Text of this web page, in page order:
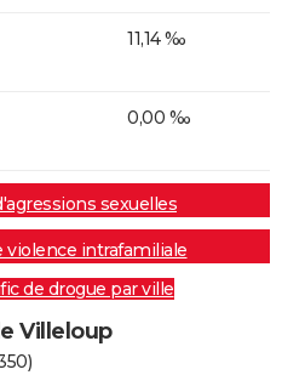
11,14 ‰
0,00 ‰
sexuelles
violence intrafamiliale
de drogue par ville
Villeloup